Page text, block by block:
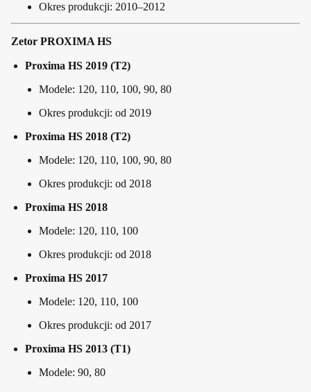
Okres produkcji: 2010–2012
Zetor PROXIMA HS
Proxima HS 2019 (T2)
Modele: 120, 110, 100, 90, 80
Okres produkcji: od 2019
Proxima HS 2018 (T2)
Modele: 120, 110, 100, 90, 80
Okres produkcji: od 2018
Proxima HS 2018
Modele: 120, 110, 100
Okres produkcji: od 2018
Proxima HS 2017
Modele: 120, 110, 100
Okres produkcji: od 2017
Proxima HS 2013 (T1)
Modele: 90, 80